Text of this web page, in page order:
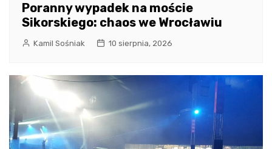
Poranny wypadek na moście
Sikorskiego: chaos we Wrocławiu
Kamil Sośniak 10 sierpnia, 2026